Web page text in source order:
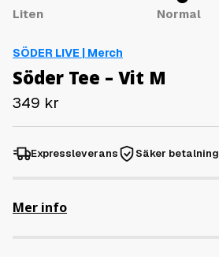
Liten Normal
SÖDER LIVE | Merch
Söder Tee – Vit M
349 kr
Expressleverans Säker betalning
Mer info